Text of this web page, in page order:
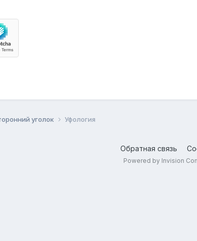
уголок Уфология
Обратная связь
Powered by Invision